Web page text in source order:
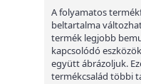
A folyamatos
beltartalma
termék legjobb
kapcsolódó
együtt ábrázoljuk.
termékcsalád többi